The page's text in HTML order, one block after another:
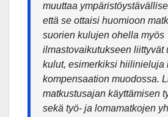
muuttaa
että se ottaisi huomioon
suorien kulujen ohella myös
ilmastovaikutukseen liittyvät
kulut, esimerkiksi hiilinieluja
kompensaation muodossa.
matkustusajan käyttämisen
sekä työ- ja lomamatkojen